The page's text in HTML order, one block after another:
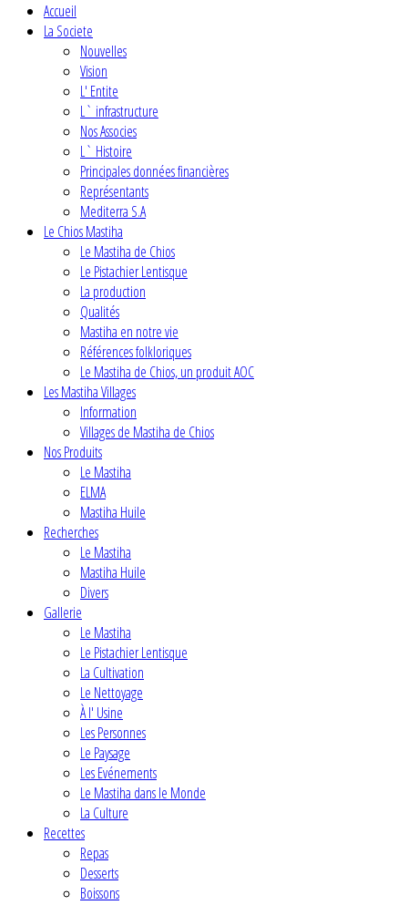
Accueil
La Societe
Nouvelles
Vision
L' Entite
L` infrastructure
Nos Associes
L` Histoire
Principales données financières
Représentants
Mediterra S.A
Le Chios Mastiha
Le Mastiha de Chios
Le Pistachier Lentisque
La production
Qualités
Mastiha en notre vie
Références folkloriques
Le Mastiha de Chios, un produit AOC
Les Mastiha Villages
Information
Villages de Mastiha de Chios
Nos Produits
Le Mastiha
ELMA
Mastiha Huile
Recherches
Le Mastiha
Mastiha Huile
Divers
Gallerie
Le Mastiha
Le Pistachier Lentisque
La Cultivation
Le Nettoyage
À l' Usine
Les Personnes
Le Paysage
Les Evénements
Le Mastiha dans le Monde
La Culture
Recettes
Repas
Desserts
Boissons